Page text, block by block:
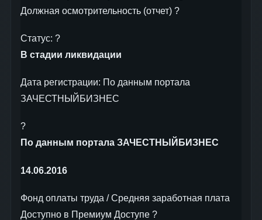
Должная осмотрительность (отчет) ?
Статус: ?
В стадии ликвидации
Дата регистрации: По данным портала
ЗАЧЕСТНЫЙБИЗНЕС
?
По данным портала ЗАЧЕСТНЫЙБИЗНЕС
14.06.2016
Фонд оплаты труда / Средняя заработная плата
Доступно в Премиум Доступе ?